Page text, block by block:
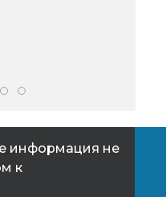
информация не
к